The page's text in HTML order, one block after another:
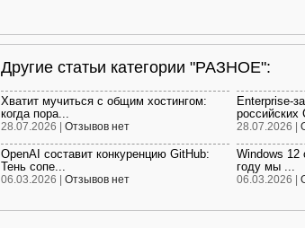
Другие статьи категории "РАЗНОЕ":
Хватит мучиться с общим хостингом:
когда пора...
28.07.2026 | Отзывов нет
Enterprise-
российских
28.07.2026 |
OpenAI составит конкуренцию GitHub:
Тень сопе...
06.03.2026 | Отзывов нет
Windows 12
году мы ...
06.03.2026 |